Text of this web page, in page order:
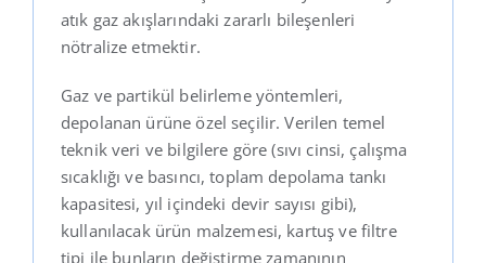
atık gaz akışlarındaki zararlı bileşenleri
nötralize etmektir.
Gaz ve partikül belirleme yöntemleri,
depolanan ürüne özel seçilir. Verilen temel
teknik veri ve bilgilere göre (sıvı cinsi, çalışma
sıcaklığı ve basıncı, toplam depolama tankı
kapasitesi, yıl içindeki devir sayısı gibi),
kullanılacak ürün malzemesi, kartuş ve filtre
tipi ile bunların değiştirme zamanının